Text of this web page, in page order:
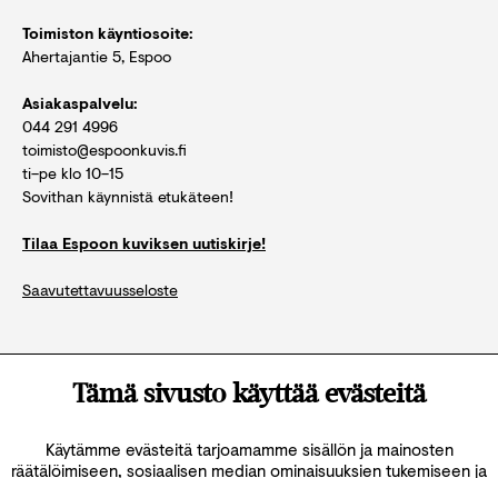
Tämä sivusto käyttää evästeitä
Käytämme evästeitä tarjoamamme sisällön ja mainosten
räätälöimiseen, sosiaalisen median ominaisuuksien tukemiseen ja
Toimiston käyntiosoite:
Ahertajantie 5, Espoo
Asiakaspalvelu:
044 291 4996
toimisto@espoonkuvis.fi
ti–pe klo 10–15
Sovithan käynnistä etukäteen!
Tilaa Espoon kuviksen uutiskirje!
Saavutettavuusseloste